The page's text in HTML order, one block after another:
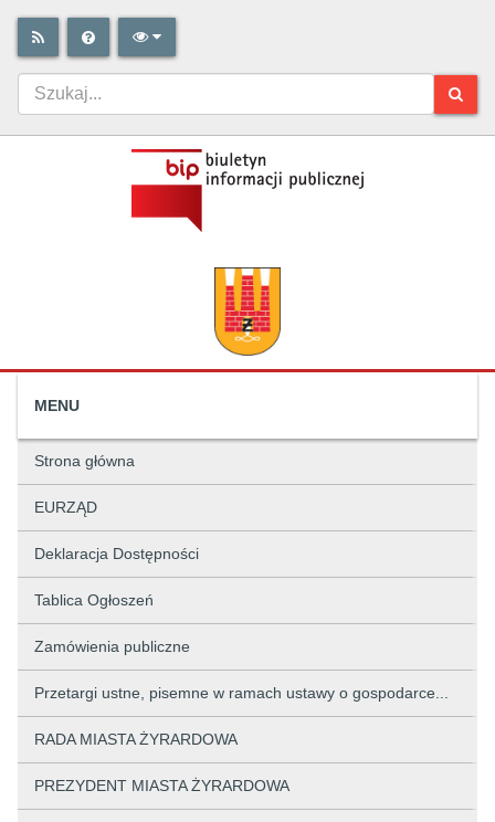
MENU
Strona główna
EURZĄD
Deklaracja Dostępności
Tablica Ogłoszeń
Zamówienia publiczne
Przetargi ustne, pisemne w ramach ustawy o gospodarce...
RADA MIASTA ŻYRARDOWA
PREZYDENT MIASTA ŻYRARDOWA